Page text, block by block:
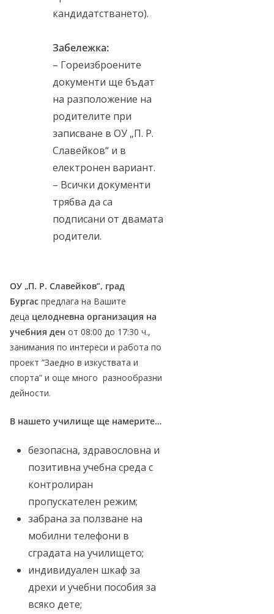
кандидатстването).
Забележка:
– Гореизброените
документи ще бъдат
на разположение на
родителите при
записване в ОУ „П. Р.
Славейков“ и в
електронен вариант.
– Всички документи
трябва да са
подписани от двамата
родители.
ОУ „П. Р. Славейков”, град
Бургас предлага на Вашите
деца целодневна организация на
учебния ден от 08:00 до 17:30 ч.,
занимания по интереси и работа по
проект ”Заедно в изкуствата и
спорта” и още много разнообразни
дейности.
В нашето училище ще намерите…
безопасна, здравословна и
позитивна учебна среда с
контролиран
пропускателен режим;
забрана за ползване на
мобилни телефони в
сградата на училището;
индивидуален шкаф за
дрехи и учебни пособия за
всяко дете;